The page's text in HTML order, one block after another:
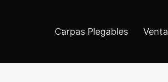
Carpas Plegables Venta